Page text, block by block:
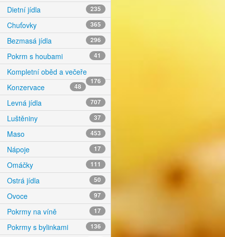
Dietní jídla 235
Chuťovky 365
Bezmasá jídla 296
Pokrm s houbami 41
Kompletní oběd a večeře
176
Konzervace 48
Levná jídla 707
Luštěniny 37
Maso 453
Nápoje 17
Omáčky 111
Ostrá jídla 50
Ovoce 97
Pokrmy na víně 17
Pokrmy s bylinkami 136